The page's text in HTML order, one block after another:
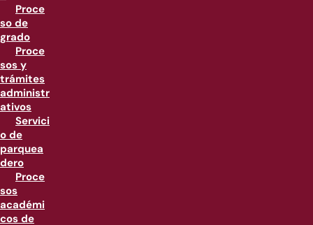
Proce
so de
grado
Proce
sos y
trámites
administr
ativos
Servici
o de
parquea
dero
Proce
sos
académi
cos de